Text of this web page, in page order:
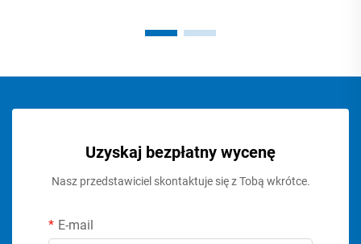
Uzyskaj bezpłatny wycenę
Nasz przedstawiciel skontaktuje się z Tobą wkrótce.
E-mail